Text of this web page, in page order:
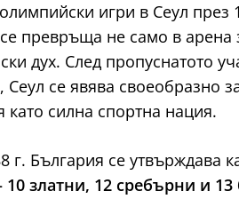
игри в Сеул през
превръща не само в арена
дух. След пропуснатото
се явява своеобразно
като силна спортна нация.
г. България се утвърждава
10 златни, 12 сребърни и